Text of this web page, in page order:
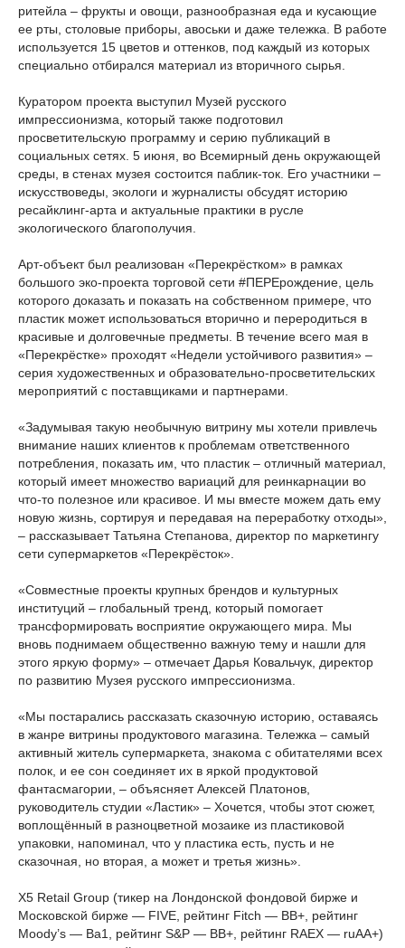
ритейла – фрукты и овощи, разнообразная еда и кусающие
ее рты, столовые приборы, авоськи и даже тележка. В работе
используется 15 цветов и оттенков, под каждый из которых
специально отбирался материал из вторичного сырья.
Куратором проекта выступил Музей русского
импрессионизма, который также подготовил
просветительскую программу и серию публикаций в
социальных сетях. 5 июня, во Всемирный день окружающей
среды, в стенах музея состоится паблик-ток. Его участники –
искусствоведы, экологи и журналисты обсудят историю
ресайклинг-арта и актуальные практики в русле
экологического благополучия.
Арт-объект был реализован «Перекрёстком» в рамках
большого эко-проекта торговой сети #ПЕРЕрождение, цель
которого доказать и показать на собственном примере, что
пластик может использоваться вторично и переродиться в
красивые и долговечные предметы. В течение всего мая в
«Перекрёстке» проходят «Недели устойчивого развития» –
серия художественных и образовательно-просветительских
мероприятий с поставщиками и партнерами.
«Задумывая такую необычную витрину мы хотели привлечь
внимание наших клиентов к проблемам ответственного
потребления, показать им, что пластик – отличный материал,
который имеет множество вариаций для реинкарнации во
что-то полезное или красивое. И мы вместе можем дать ему
новую жизнь, сортируя и передавая на переработку отходы»,
– рассказывает Татьяна Степанова, директор по маркетингу
сети супермаркетов «Перекрёсток».
«Совместные проекты крупных брендов и культурных
институций – глобальный тренд, который помогает
трансформировать восприятие окружающего мира. Мы
вновь поднимаем общественно важную тему и нашли для
этого яркую форму» – отмечает Дарья Ковальчук, директор
по развитию Музея русского импрессионизма.
«Мы постарались рассказать сказочную историю, оставаясь
в жанре витрины продуктового магазина. Тележка – самый
активный житель супермаркета, знакома с обитателями всех
полок, и ее сон соединяет их в яркой продуктовой
фантасмагории, – объясняет Алексей Платонов,
руководитель студии «Ластик» – Хочется, чтобы этот сюжет,
воплощённый в разноцветной мозаике из пластиковой
упаковки, напоминал, что у пластика есть, пусть и не
сказочная, но вторая, а может и третья жизнь».
X5 Retail Group (тикер на Лондонской фондовой бирже и
Московской бирже — FIVE, рейтинг Fitch — BB+, рейтинг
Moody’s — Bа1, рейтинг S&P — BB+, рейтинг RAEX — ruAA+)